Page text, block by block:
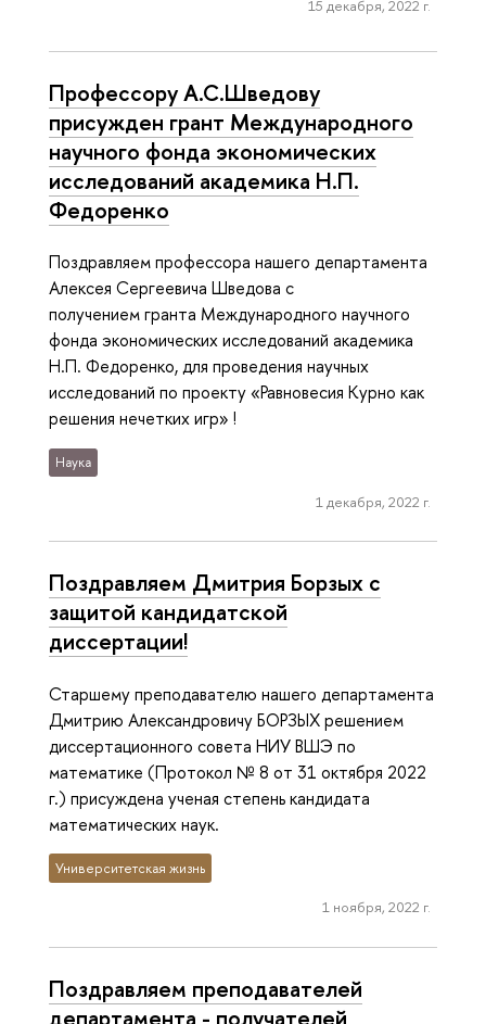
15 декабря, 2022 г.
Профессору А.С.Шведову
присужден грант Международного
научного фонда экономических
исследований академика Н.П.
Федоренко
Поздравляем профессора нашего департамента
Алексея Сергеевича Шведова с
получением гранта Международного научного
фонда экономических исследований академика
Н.П. Федоренко, для проведения научных
исследований по проекту «Равновесия Курно как
решения нечетких игр» !
Наука
1 декабря, 2022 г.
Поздравляем Дмитрия Борзых с
защитой кандидатской
диссертации!
Старшему преподавателю нашего департамента
Дмитрию Александровичу БОРЗЫХ решением
диссертационного совета НИУ ВШЭ по
математике (Протокол № 8 от 31 октября 2022
г.) присуждена ученая степень кандидата
математических наук.
Университетская жизнь
1 ноября, 2022 г.
Поздравляем преподавателей
департамента - получателей